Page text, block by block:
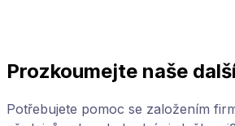
Prozkoumejte naše
Potřebujete pomoc se založením